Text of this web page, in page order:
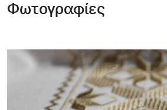
Φωτογραφίες